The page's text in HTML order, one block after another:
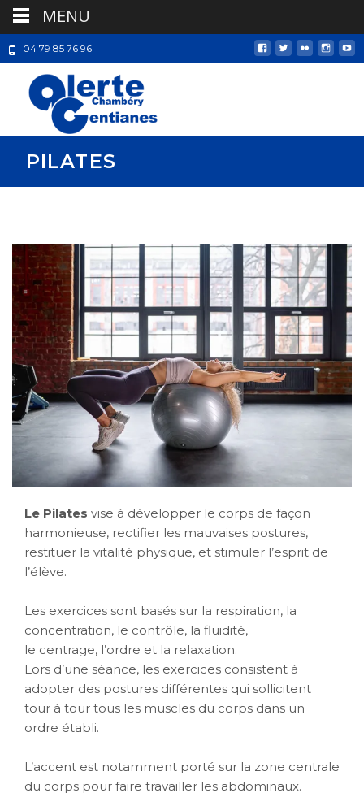
04 79 85 76 96
PILATES
Le Pilates vise à développer le corps de façon
harmonieuse, rectifier les mauvaises postures,
restituer la vitalité physique, et stimuler l’esprit de
l’élève.
Les exercices sont basés sur la respiration, la
concentration, le contrôle, la fluidité,
le centrage, l’ordre et la relaxation.
Lors d’une séance, les exercices consistent à
adopter des postures différentes qui sollicitent
tour à tour tous les muscles du corps dans un
ordre établi.
L’accent est notamment porté sur la zone centrale
du corps pour faire travailler les abdominaux.
MENU